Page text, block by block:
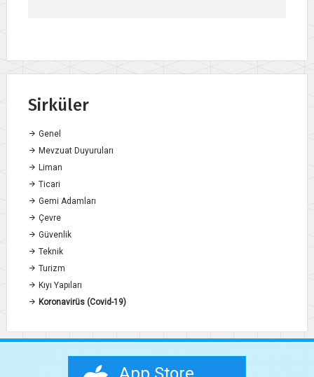
Sirküler
Genel
Mevzuat Duyuruları
Liman
Ticari
Gemi Adamları
Çevre
Güvenlik
Teknik
Turizm
Kıyı Yapıları
Koronavirüs (Covid-19)